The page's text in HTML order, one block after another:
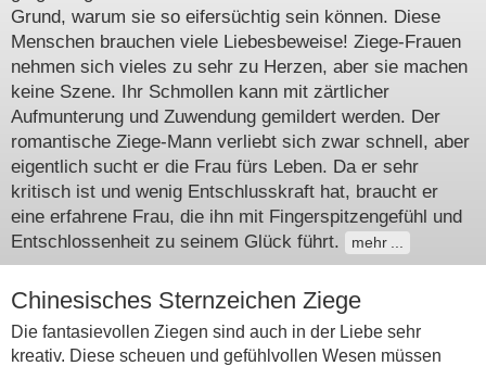
Grund, warum sie so eifersüchtig sein können. Diese
Menschen brauchen viele Liebesbeweise! Ziege-Frauen
nehmen sich vieles zu sehr zu Herzen, aber sie machen
keine Szene. Ihr Schmollen kann mit zärtlicher
Aufmunterung und Zuwendung gemildert werden. Der
romantische Ziege-Mann verliebt sich zwar schnell, aber
eigentlich sucht er die Frau fürs Leben. Da er sehr
kritisch ist und wenig Entschlusskraft hat, braucht er
eine erfahrene Frau, die ihn mit Fingerspitzengefühl und
Entschlossenheit zu seinem Glück führt.
mehr
Chinesisches Sternzeichen Ziege
Die fantasievollen Ziegen sind auch in der Liebe sehr
kreativ. Diese scheuen und gefühlvollen Wesen müssen